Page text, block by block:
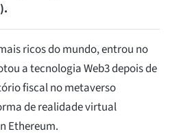
ricos do mundo, entrou no
a tecnologia Web3 depois de
fiscal no metaverso
de realidade virtual
Ethereum.